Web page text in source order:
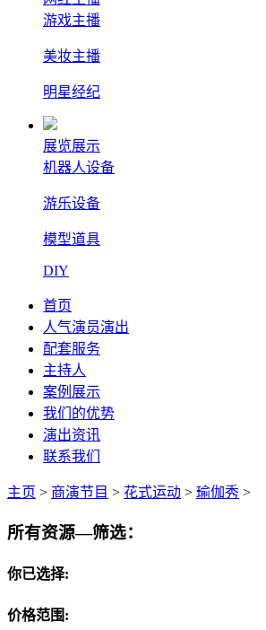
游戏主播
美妆主播
明星经纪
展览展示
机器人设备
游乐设备
模型道具
DIY
首页
人气演员演出
配套服务
主持人
案例展示
我们的优势
演出资讯
联系我们
主页 > 商演节目 > 花式运动 > 瑜伽秀 >
所有资源—筛选：
你已选择:
价格范围: